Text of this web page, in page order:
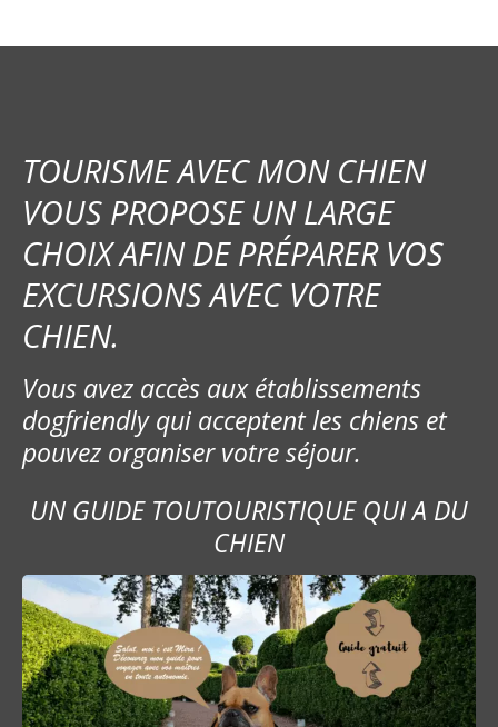
TOURISME AVEC MON CHIEN
VOUS PROPOSE UN LARGE
CHOIX AFIN DE PRÉPARER VOS
EXCURSIONS AVEC VOTRE
CHIEN.
Vous avez accès aux établissements
dogfriendly qui acceptent les chiens et
pouvez organiser votre séjour.
UN GUIDE TOUTOURISTIQUE QUI A DU
CHIEN